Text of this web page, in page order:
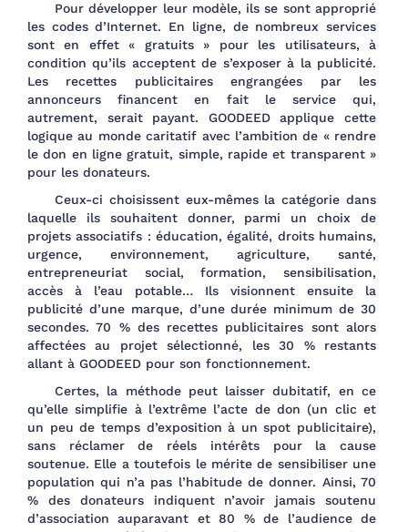
Pour développer leur modèle, ils se sont approprié
les codes d’Internet. En ligne, de nombreux services
sont en effet « gratuits » pour les utilisateurs, à
condition qu’ils acceptent de s’exposer à la publicité.
Les recettes publicitaires engrangées par les
annonceurs financent en fait le service qui,
autrement, serait payant. GOODEED applique cette
logique au monde caritatif avec l’ambition de « rendre
le don en ligne gratuit, simple, rapide et transparent »
pour les donateurs.
Ceux-ci choisissent eux-mêmes la catégorie dans
laquelle ils souhaitent donner, parmi un choix de
projets associatifs : éducation, égalité, droits humains,
urgence, environnement, agriculture, santé,
entrepreneuriat social, formation, sensibilisation,
accès à l’eau potable… Ils visionnent ensuite la
publicité d’une marque, d’une durée minimum de 30
secondes. 70 % des recettes publicitaires sont alors
affectées au projet sélectionné, les 30 % restants
allant à GOODEED pour son fonctionnement.
Certes, la méthode peut laisser dubitatif, en ce
qu’elle simplifie à l’extrême l’acte de don (un clic et
un peu de temps d’exposition à un spot publicitaire),
sans réclamer de réels intérêts pour la cause
soutenue. Elle a toutefois le mérite de sensibiliser une
population qui n’a pas l’habitude de donner. Ainsi, 70
% des donateurs indiquent n’avoir jamais soutenu
d’association auparavant et 80 % de l’audience de